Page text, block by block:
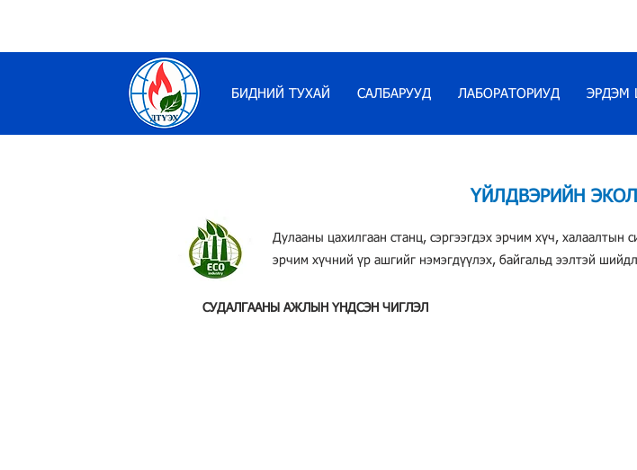
БИДНИЙ ТУХАЙ САЛБАРУУД ЛАБОРАТОРИУД ЭРДЭМ
ҮЙЛДВЭРИЙН
Дулааны цахилгаан станц, сэргээгдэх эрчим хүч, халаалтын
эрчим хүчний үр ашгийг нэмэгдүүлэх, байгальд ээлтэй
СУДАЛГААНЫ АЖЛЫН ҮНДСЭН ЧИГЛЭЛ